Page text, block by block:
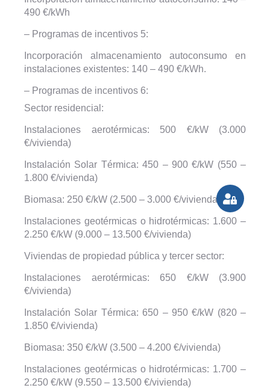
490 €/kWh
– Programas de incentivos 5:
Incorporación almacenamiento autoconsumo en
instalaciones existentes: 140 – 490 €/kWh.
– Programas de incentivos 6:
Sector residencial:
Instalaciones aerotérmicas: 500 €/kW (3.000
€/vivienda)
Instalación Solar Térmica: 450 – 900 €/kW (550 –
1.800 €/vivienda)
Biomasa: 250 €/kW (2.500 – 3.000 €/vivienda)
Instalaciones geotérmicas o hidrotérmicas: 1.600 –
2.250 €/kW (9.000 – 13.500 €/vivienda)
Viviendas de propiedad pública y tercer sector:
Instalaciones aerotérmicas: 650 €/kW (3.900
€/vivienda)
Instalación Solar Térmica: 650 – 950 €/kW (820 –
1.850 €/vivienda)
Biomasa: 350 €/kW (3.500 – 4.200 €/vivienda)
Instalaciones geotérmicas o hidrotérmicas: 1.700 –
2.250 €/kW (9.550 – 13.500 €/vivienda)